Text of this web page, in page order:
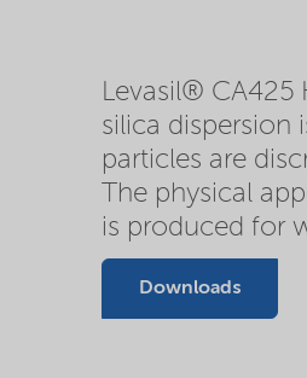
Levasil® CA425
silica dispersion
particles are
The physical
is produced for
Downloads